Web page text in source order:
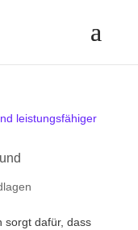
sorgt dafür, dass